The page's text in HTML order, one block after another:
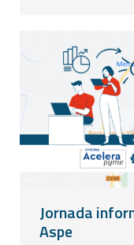
Jornada
Aspe